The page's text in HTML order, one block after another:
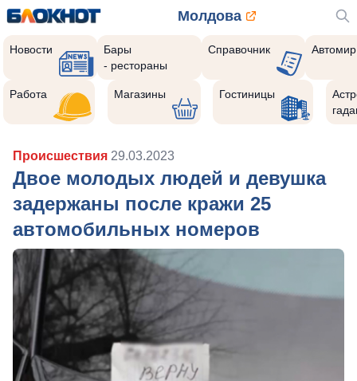
Молдова
Новости
Бары
- рестораны
Справочник Автомир
Работа Магазины Гостиницы
Происшествия 29.03.2023
Двое молодых людей и девушка
задержаны после кражи 25
автомобильных номеров